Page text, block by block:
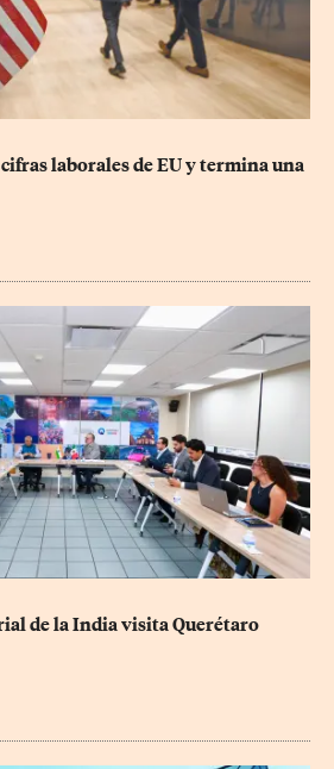
laborales de EU y termina una
de la India visita Querétaro